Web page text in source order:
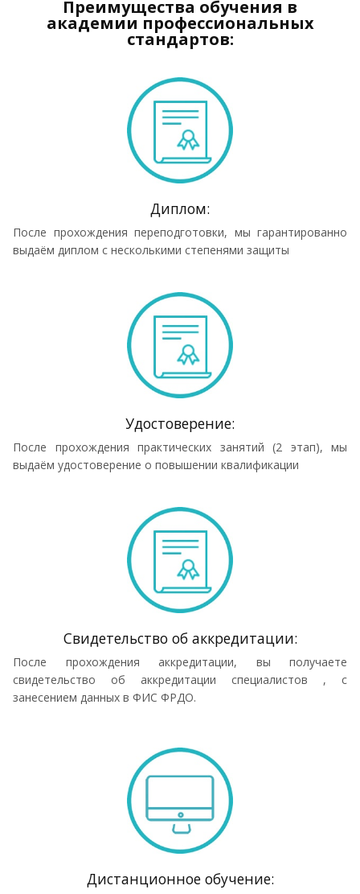
Преимущества обучения в
академии профессиональных
стандартов:
Диплом:
После прохождения переподготовки, мы гарантированно
выдаём диплом с несколькими степенями защиты
Удостоверение:
После прохождения практических занятий (2 этап), мы
выдаём удостоверение о повышении квалификации
Cвидетельство об аккредитации:
После прохождения аккредитации, вы получаете
свидетельство об аккредитации специалистов , с
занесением данных в ФИС ФРДО.
Дистанционное обучение: